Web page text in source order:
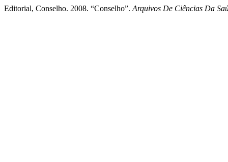
Editorial, Conselho. 2008. “Conselho”. Arquivos De Ciências Da